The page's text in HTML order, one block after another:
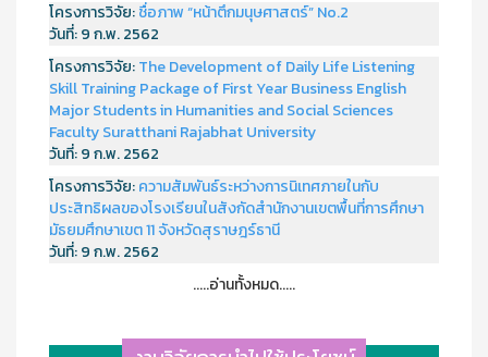
โครงการวิจัย:ชื่อภาพ “หน้าตึกมนุษศาสตร์” No.2
วันที่:9 ก.พ. 2562
โครงการวิจัย:The Development of Daily Life Listening
Skill Training Package of First Year Business English
Major Students in Humanities and Social Sciences
Faculty Suratthani Rajabhat University
วันที่:9 ก.พ. 2562
โครงการวิจัย:ความสัมพันธ์ระหว่างการนิเทศภายในกับ
ประสิทธิผลของโรงเรียนในสังกัดสำนักงานเขตพื้นที่การศึกษา
มัธยมศึกษาเขต 11 จังหวัดสุราษฎร์ธานี
วันที่:9 ก.พ. 2562
.....อ่านทั้งหมด.....